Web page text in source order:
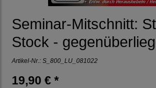
Seminar-Mitschnitt:
Stock -
Artikel-Nr.: S_800_LU_081022
19,90 € *